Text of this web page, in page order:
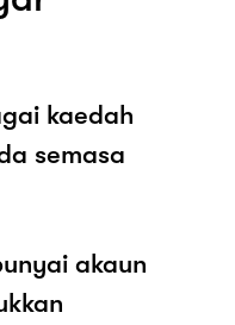
kaedah
semasa
akaun